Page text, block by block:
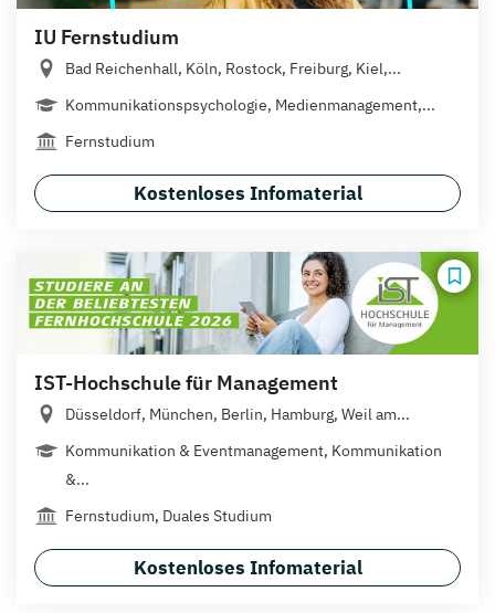
IU Fernstudium
Bad Reichenhall, Köln, Rostock, Freiburg, Kiel,...
Kommunikationspsychologie, Medienmanagement,...
Fernstudium
Kostenloses Infomaterial
IST-Hochschule für Management
Düsseldorf, München, Berlin, Hamburg, Weil am...
Kommunikation & Eventmanagement, Kommunikation
&...
Fernstudium, Duales Studium
Kostenloses Infomaterial